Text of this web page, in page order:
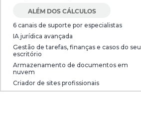
ALÉM DOS CÁLCULOS
6 canais de suporte por especialistas
IA jurídica avançada
Gestão de tarefas, finanças e casos do seu
escritório
Armazenamento de documentos em
nuvem
Criador de sites profissionais